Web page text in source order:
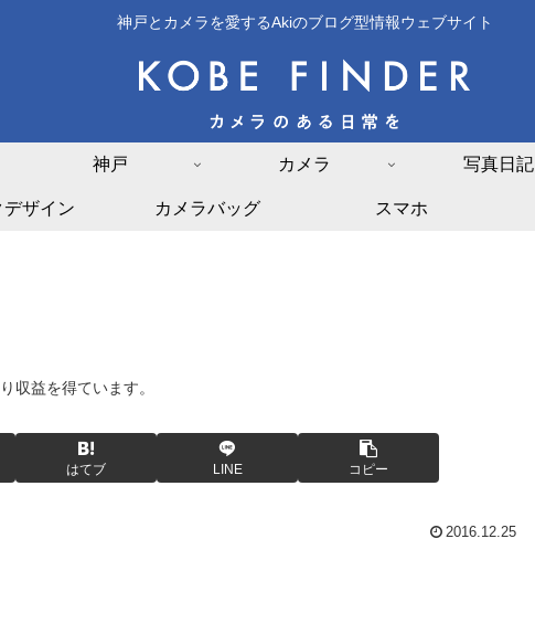
神戸とカメラを愛するAkiのブログ型情報ウェブサイト
神戸 カメラ 写真日記
デザイン カメラバッグ スマホ
収益を得ています。
はてブ LINE コピー
2016.12.25